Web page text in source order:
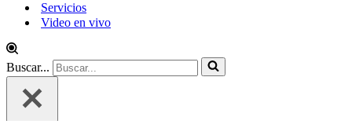
Servicios
Video en vivo
Buscar...